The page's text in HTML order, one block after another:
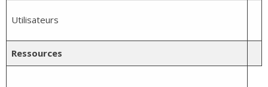
Utilisateurs
Ressources